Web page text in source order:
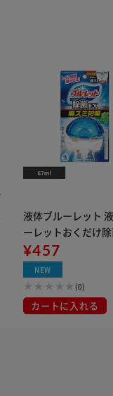
液体ブルーレット
ーレットおくだけ
スーパーミント
¥457
NEW
(0)
カートに入れる